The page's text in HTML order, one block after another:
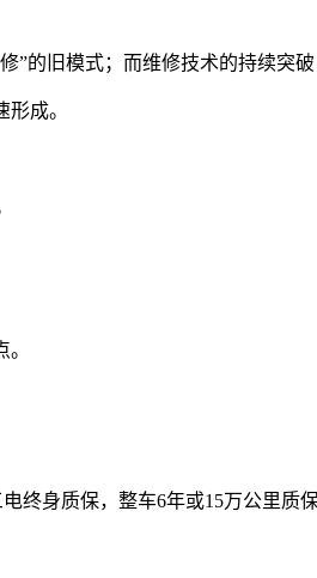
的旧模式；而维修技术的持续突破
成。
。
终身质保，整车6年或15万公里质保